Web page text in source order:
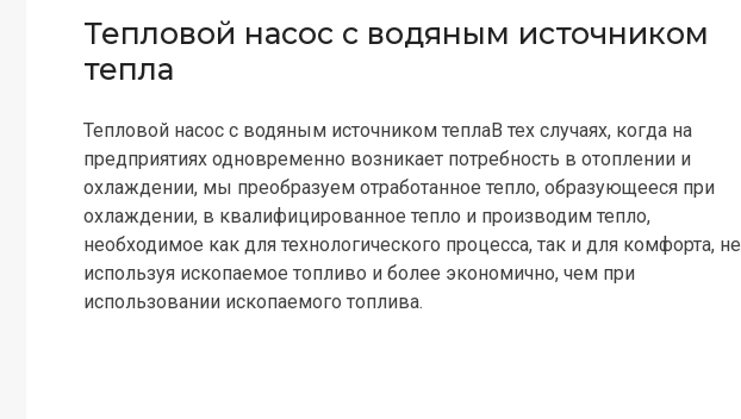
Тепловой насос с водяным источником
тепла
Тепловой насос с водяным источником теплаВ тех случаях, когда на
предприятиях одновременно возникает потребность в отоплении и
охлаждении, мы преобразуем отработанное тепло, образующееся при
охлаждении, в квалифицированное тепло и производим тепло,
необходимое как для технологического процесса, так и для комфорта, не
используя ископаемое топливо и более экономично, чем при
использовании ископаемого топлива.